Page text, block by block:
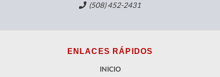
(508) 452-2431
ENLACES RÁPIDOS
INICIO